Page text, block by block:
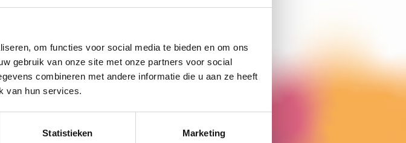
om functies voor social media te bieden en om ons
gebruik van onze site met onze partners voor social
combineren met andere informatie die u aan ze heeft
van hun services.
Statistieken Marketing
bij maatschappelijke organisaties in
in deze fase van LEVANTOgroep een
constructieve en prettige samenwerking”. -